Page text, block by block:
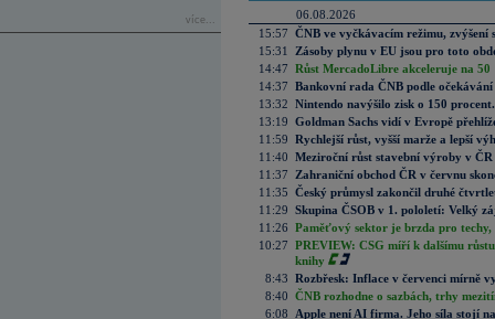
více...
06.08.2026
15:57 ČNB ve vyčkávacím režimu, zvýšení
15:31
Zásoby plynu v EU jsou pro toto
14:47 Růst MercadoLibre akceleruje na
14:37 Bankovní rada ČNB podle
13:32 Nintendo navýšilo zisk o 150
13:19 Goldman Sachs vidí v Evropě
11:59 Rychlejší růst, vyšší marže a lepší
11:40 Meziroční růst stavební výroby v
11:37
Zahraniční obchod ČR v červnu
11:35 Český průmysl zakončil druhé
11:29 Skupina ČSOB v 1. pololetí: Velký
11:26 Paměťový sektor je brzda pro techy,
10:27 PREVIEW: CSG míří k dalšímu
knihy
8:43 Rozbřesk: Inflace v červenci mírně
8:40 ČNB rozhodne o sazbách, trhy
6:08
Apple není AI firma. Jeho síla stojí